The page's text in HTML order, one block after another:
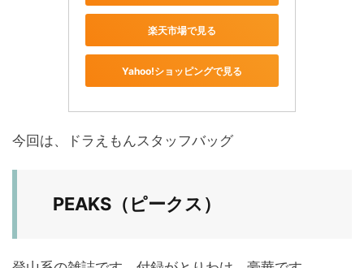
楽天市場で見る
Yahoo!ショッピングで見る
今回は、ドラえもんスタッフバッグ
PEAKS（ピークス）